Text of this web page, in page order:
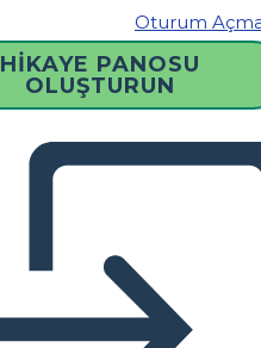
Oturum
HIKAYE PANOSU
OLUŞTURUN